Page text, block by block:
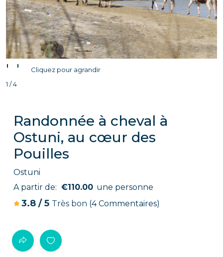
' '
Cliquez pour agrandir
1 / 4
Randonnée à cheval à
Ostuni, au cœur des
Pouilles
Ostuni
A partir de: €110.00 une personne
3.8 /5 Très bon (4 Commentaires)